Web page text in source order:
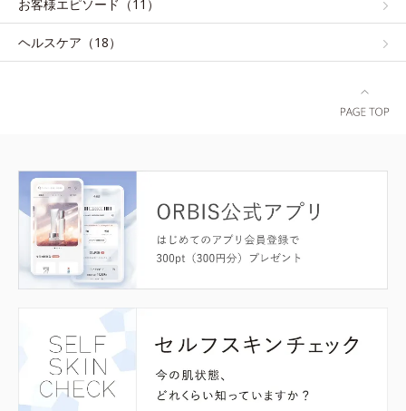
お客様エピソード（11）
ヘルスケア（18）